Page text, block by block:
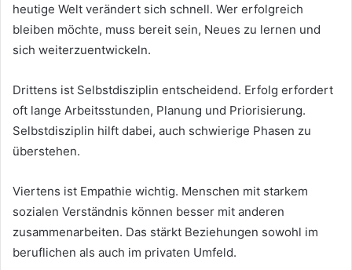
heutige Welt verändert sich schnell. Wer erfolgreich
bleiben möchte, muss bereit sein, Neues zu lernen und
sich weiterzuentwickeln.
Drittens ist Selbstdisziplin entscheidend. Erfolg erfordert
oft lange Arbeitsstunden, Planung und Priorisierung.
Selbstdisziplin hilft dabei, auch schwierige Phasen zu
überstehen.
Viertens ist Empathie wichtig. Menschen mit starkem
sozialen Verständnis können besser mit anderen
zusammenarbeiten. Das stärkt Beziehungen sowohl im
beruflichen als auch im privaten Umfeld.